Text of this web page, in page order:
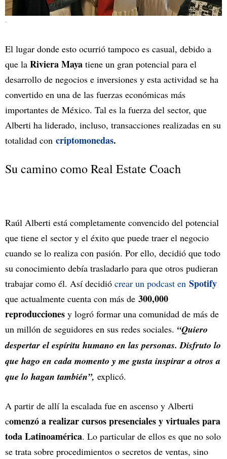
-
El lugar donde esto ocurrió tampoco es casual, debido a
que la Riviera Maya tiene un gran potencial para el
desarrollo de negocios e inversiones y esta actividad se ha
convertido en una de las fuerzas económicas más
importantes de México. Tal es la fuerza del sector, que
Alberti ha liderado, incluso, transacciones realizadas en su
totalidad con criptomonedas.
Su camino como Real Estate Coach
Raúl Alberti está completamente convencido del potencial
que tiene el sector y el éxito que puede traer el negocio
cuando se lo realiza con pasión. Por ello, decidió que todo
su conocimiento debía trasladarlo para que otros pudieran
trabajar como él. Así decidió crear un podcast en Spotify
que actualmente cuenta con más de 300,000
reproducciones y logró formar una comunidad de más de
un millón de seguidores en sus redes sociales. “Quiero
despertar el espíritu humano en las personas. Disfruto lo
que hago en cada momento y me gusta inspirar a otros a
que lo hagan también”, explicó.
A partir de allí la escalada fue en ascenso y Alberti
comenzó a realizar cursos presenciales y virtuales para
toda Latinoamérica. Lo particular de ellos es que no solo
se trata sobre procedimientos o secretos de ventas, sino